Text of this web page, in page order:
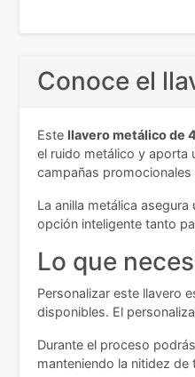
Conoce el
Este llavero metálico de
el ruido metálico y aporta
campañas promocionales
La anilla metálica
opción inteligente tanto
Lo que
Personalizar este llavero
disponibles. El
Durante el proceso
manteniendo la nitidez